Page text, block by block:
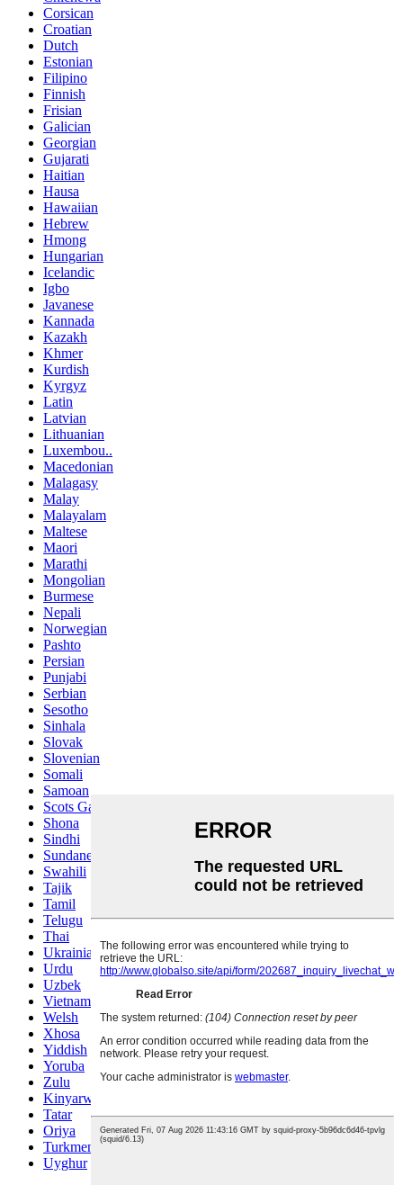
Corsican
Croatian
Dutch
Estonian
Filipino
Finnish
Frisian
Galician
Georgian
Gujarati
Haitian
Hausa
Hawaiian
Hebrew
Hmong
Hungarian
Icelandic
Igbo
Javanese
Kannada
Kazakh
Khmer
Kurdish
Kyrgyz
Latin
Latvian
Lithuanian
Luxembou..
Macedonian
Malagasy
Malay
Malayalam
Maltese
Maori
Marathi
Mongolian
Burmese
Nepali
Norwegian
Pashto
Persian
Punjabi
Serbian
Sesotho
Sinhala
Slovak
Slovenian
Somali
Samoan
Scots Gaelic
Shona
Sindhi
Sundanese
Swahili
Tajik
Tamil
Telugu
Thai
Ukrainian
Urdu
Uzbek
Vietnamese
Welsh
Xhosa
Yiddish
Yoruba
Zulu
Kinyarwanda
Tatar
Oriya
Turkmen
Uyghur